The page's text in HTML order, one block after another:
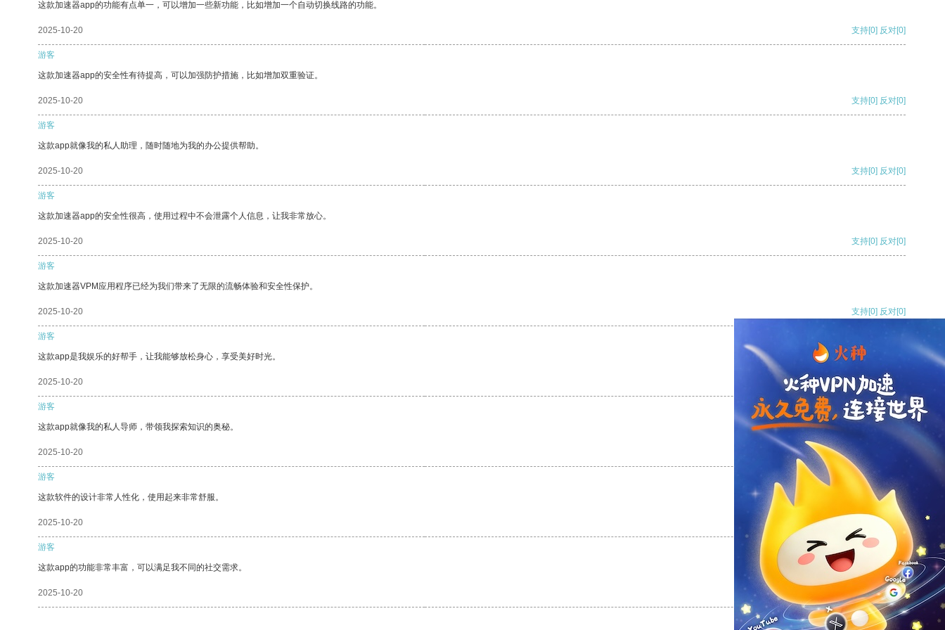
这款加速器app的功能有点单一，可以增加一些新功能，比如增加一个自动切换线路的功能。
2025-10-20 支持[0] 反对[0]
游客
这款加速器app的安全性有待提高，可以加强防护措施，比如增加双重验证。
2025-10-20 支持[0] 反对[0]
游客
这款app就像我的私人助理，随时随地为我的办公提供帮助。
2025-10-20 支持[0] 反对[0]
游客
这款加速器app的安全性很高，使用过程中不会泄露个人信息，让我非常放心。
2025-10-20 支持[0] 反对[0]
游客
这款加速器VPM应用程序已经为我们带来了无限的流畅体验和安全性保护。
2025-10-20 支持[0] 反对[0]
游客
这款app是我娱乐的好帮手，让我能够放松身心，享受美好时光。
2025-10-20 支持[0] 反对
游客
这款app就像我的私人导师，带领我探索知识的奥秘。
2025-10-20 支持
游客
这款软件的设计非常人性化，使用起来非常舒服。
2025-10-20 反对 [0]
游客
这款app的功能非常丰富，可以满足我不同的社交需求。
2025-10-20 支持[0] 反对[0]